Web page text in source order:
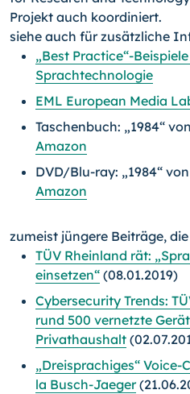
Projekt auch koordiniert.
siehe auch für zusätzliche
„Best Practice“-
Sprachtechnologie
EML European Media
Taschenbuch: „1984“
Amazon
DVD/Blu-ray: „1984“
Amazon
zumeist jüngere Beiträge,
TÜV Rheinland rät:
einsetzen“ (08.01.2019)
Cybersecurity Trends:
rund 500 vernetzte
Privathaushalt
„Dreisprachiges“
la Busch-Jaeger